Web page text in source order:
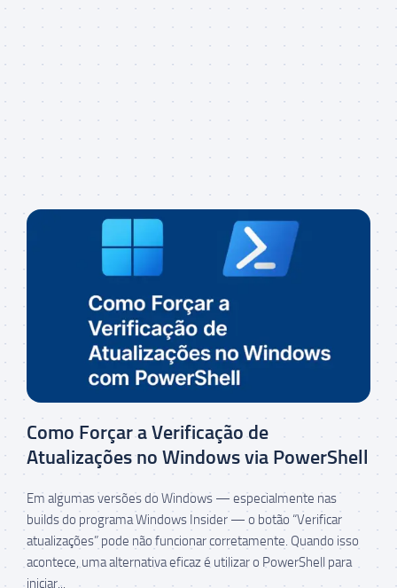
Como Forçar a Verificação de
Atualizações no Windows via PowerShell
Em algumas versões do Windows — especialmente nas
builds do programa Windows Insider — o botão “Verificar
atualizações” pode não funcionar corretamente. Quando isso
acontece, uma alternativa eficaz é utilizar o PowerShell para
iniciar...